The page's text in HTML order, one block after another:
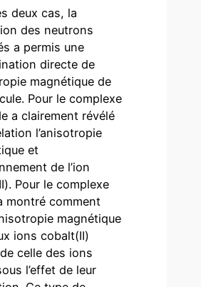
deux cas, la
des neutrons
a permis une
directe de
magnétique de
Pour le complexe
a clairement révélé
l’anisotropie
et
de l’ion
Pour le complexe
montré comment
magnétique
ions cobalt(II)
celle des ions
l’effet de leur